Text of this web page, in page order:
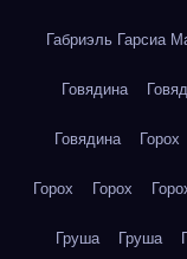
Габриэль Гарсиа
Говядина
Говядина Горох
Горох Горох
Груша Груша